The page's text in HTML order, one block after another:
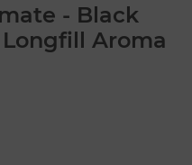
- Black
Aroma